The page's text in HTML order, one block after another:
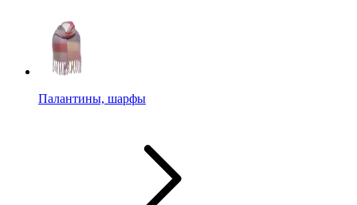
Палантины, шарфы